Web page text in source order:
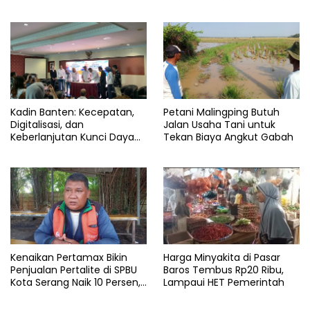
Kadin Banten: Kecepatan,
Digitalisasi, dan
Keberlanjutan Kunci Daya
Petani Malingping Butuh
Jalan Usaha Tani untuk
Tekan Biaya Angkut Gabah
Kenaikan Pertamax Bikin
Penjualan Pertalite di SPBU
Kota Serang Naik 10 Persen,
Harga Minyakita di Pasar
Baros Tembus Rp20 Ribu,
Lampaui HET Pemerintah